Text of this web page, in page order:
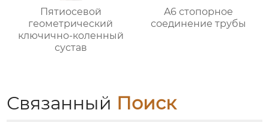
Пятиосевой
геометрический
ключично-коленный
сустав
A6 стопорное
соединение трубы
Связанный Поиск